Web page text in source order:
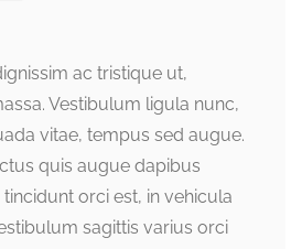
ac tristique ut,
Vestibulum ligula nunc,
vitae, tempus sed augue.
quis augue dapibus
orci est, in vehicula
sagittis varius orci